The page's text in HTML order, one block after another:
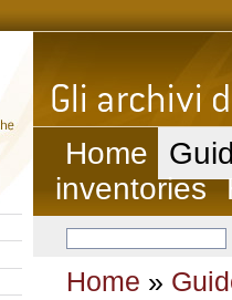
Home
inventories
Home »